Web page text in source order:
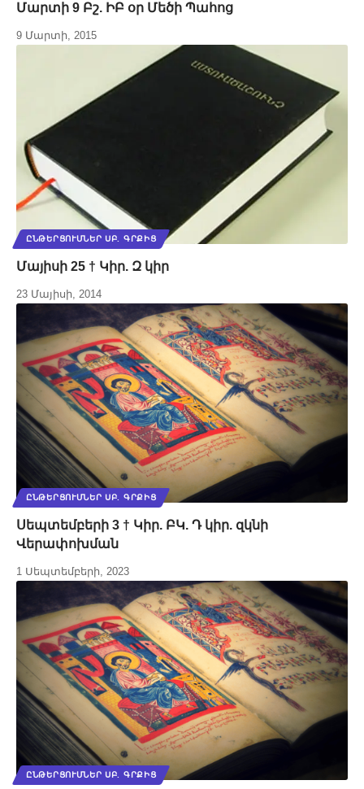
Մարտի 9 Բշ. ԻԲ օր Մեծի Պահոց
9 Մարտի, 2015
ԸՆԹԵՐՑՈՒՄՆԵՐ ՍԲ. ԳՐՔԻՑ
Մայիսի 25 † Կիր. Զ կիր
23 Մայիսի, 2014
ԸՆԹԵՐՑՈՒՄՆԵՐ ՍԲ. ԳՐՔԻՑ
Սեպտեմբերի 3 † Կիր. ԲԿ. Դ կիր. զկնի
Վերափոխման
1 Սեպտեմբերի, 2023
ԸՆԹԵՐՑՈՒՄՆԵՐ ՍԲ. ԳՐՔԻՑ